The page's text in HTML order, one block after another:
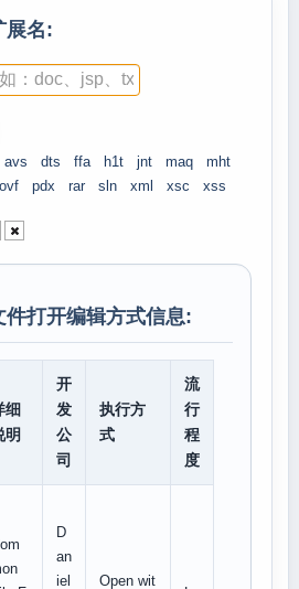
展名:
avs dts ffa h1t jnt maq
mht
ovf pdx rar sln xml xsc xss
件打开编辑方式信息:
细
明
开
发
公
司
执行方
式
流
行
程
度
D
an
iel
Open wit